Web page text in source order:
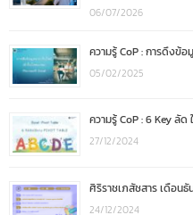
06/07/2026
ความรู้ CoP : การดึงข้อ
05/02/2025
ความรู้ CoP : 6 Key ลัด
27/12/2024
ศิริราชเภสัชสาร เดือนธั
24/12/2024